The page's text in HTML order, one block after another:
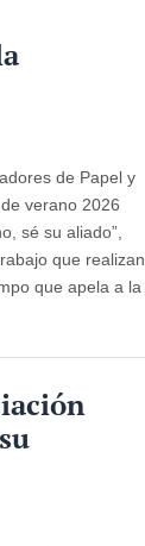
de Papel y
verano 2026
sé su aliado”,
que realizan
que apela a la